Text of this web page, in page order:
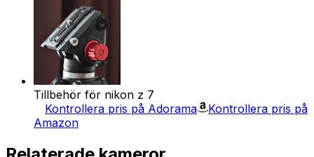
Tillbehör för nikon z 7
Kontrollera pris på Adorama
Kontrollera pris på
Amazon